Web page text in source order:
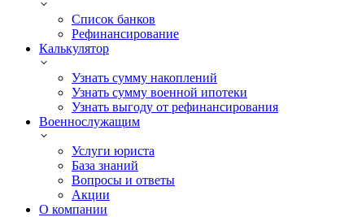
Список банков
Рефинансирование
Калькулятор
Узнать сумму накоплений
Узнать сумму военной ипотеки
Узнать выгоду от рефинансирования
Военнослужащим
Услуги юриста
База знаний
Вопросы и ответы
Акции
О компании